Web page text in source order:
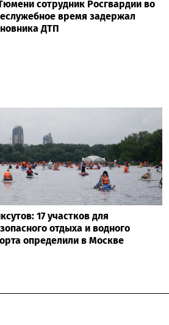
сотрудник Росгвардии во
время задержал
ДТП
17 участков для
отдыха и водного
определили в Москве